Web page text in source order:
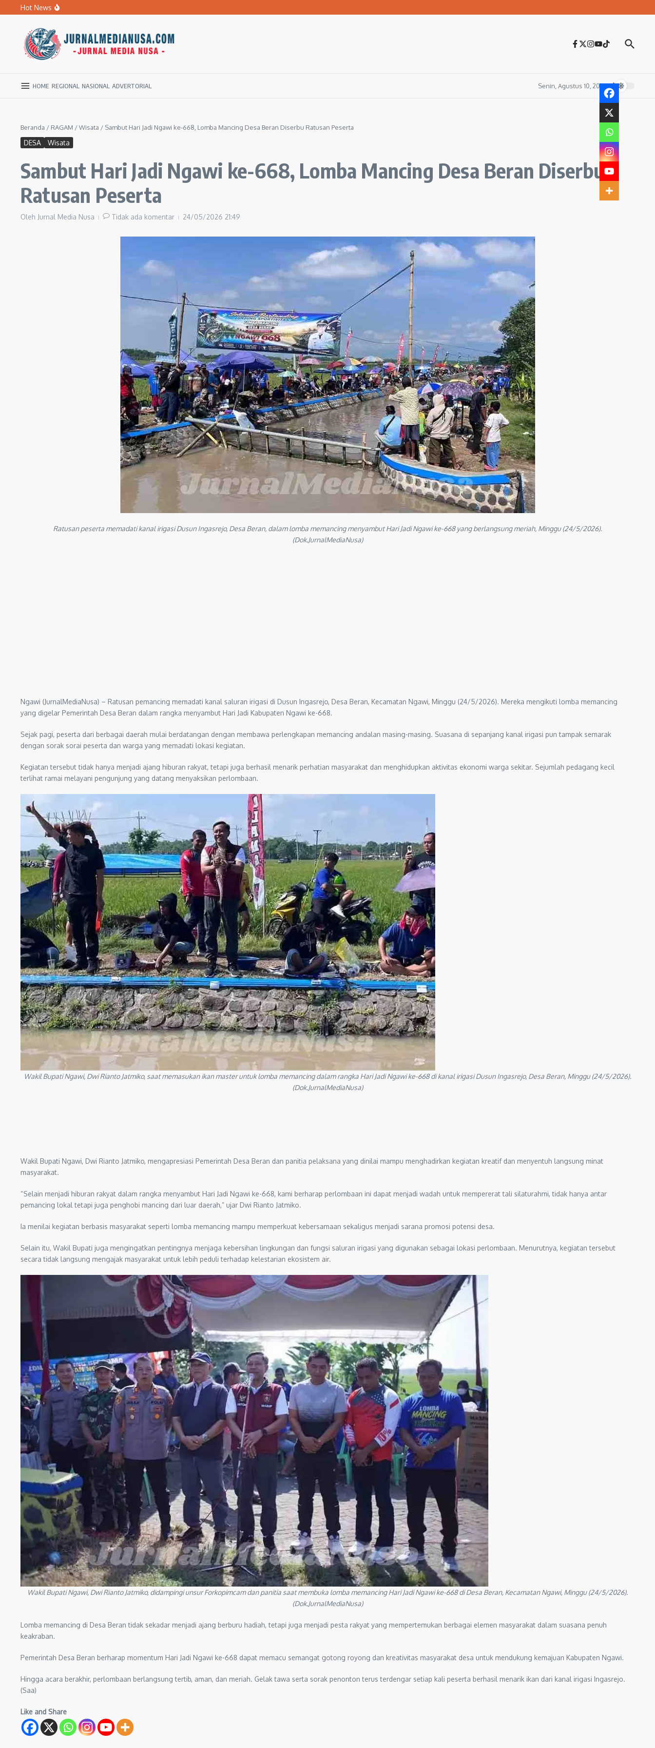
Lewati ke konten
Hot News
BPBD Ngawi Mulai Distribusikan Air Bersih untuk Ratusan Warga Terdampak Kekeringan
HOME REGIONAL NASIONAL ADVERTORIAL Senin, Agustus 10, 2026
Beranda / RAGAM /Wisata / Sambut Hari Jadi Ngawi ke-668, Lomba Mancing Desa Beran Diserbu Ratusan Peserta
DESA Wisata
Sambut Hari Jadi Ngawi ke-668, Lomba Mancing Desa Beran Diserbu
Ratusan Peserta
Oleh Jurnal Media Nusa Tidak ada komentar 24/05/2026 21:49
Ratusan peserta memadati kanal irigasi Dusun Ingasrejo, Desa Beran, dalam lomba memancing menyambut Hari Jadi Ngawi ke-668 yang berlangsung meriah, Minggu (24/5/2026).
(Dok.JurnalMediaNusa)
Ngawi (JurnalMediaNusa) – Ratusan pemancing memadati kanal saluran irigasi di Dusun Ingasrejo, Desa Beran, Kecamatan Ngawi, Minggu (24/5/2026). Mereka mengikuti lomba memancing
yang digelar Pemerintah Desa Beran dalam rangka menyambut Hari Jadi Kabupaten Ngawi ke-668.
Sejak pagi, peserta dari berbagai daerah mulai berdatangan dengan membawa perlengkapan memancing andalan masing-masing. Suasana di sepanjang kanal irigasi pun tampak semarak
dengan sorak sorai peserta dan warga yang memadati lokasi kegiatan.
Kegiatan tersebut tidak hanya menjadi ajang hiburan rakyat, tetapi juga berhasil menarik perhatian masyarakat dan menghidupkan aktivitas ekonomi warga sekitar. Sejumlah pedagang kecil
terlihat ramai melayani pengunjung yang datang menyaksikan perlombaan.
Wakil Bupati Ngawi, Dwi Rianto Jatmiko, saat memasukan ikan master untuk lomba memancing dalam rangka Hari Jadi Ngawi ke-668 di kanal irigasi Dusun Ingasrejo, Desa Beran, Minggu (24/5/2026).
(Dok.JurnalMediaNusa)
Wakil Bupati Ngawi, Dwi Rianto Jatmiko, mengapresiasi Pemerintah Desa Beran dan panitia pelaksana yang dinilai mampu menghadirkan kegiatan kreatif dan menyentuh langsung minat
masyarakat.
“Selain menjadi hiburan rakyat dalam rangka menyambut Hari Jadi Ngawi ke-668, kami berharap perlombaan ini dapat menjadi wadah untuk mempererat tali silaturahmi, tidak hanya antar
pemancing lokal tetapi juga penghobi mancing dari luar daerah,” ujar Dwi Rianto Jatmiko.
Ia menilai kegiatan berbasis masyarakat seperti lomba memancing mampu memperkuat kebersamaan sekaligus menjadi sarana promosi potensi desa.
Selain itu, Wakil Bupati juga mengingatkan pentingnya menjaga kebersihan lingkungan dan fungsi saluran irigasi yang digunakan sebagai lokasi perlombaan. Menurutnya, kegiatan tersebut
secara tidak langsung mengajak masyarakat untuk lebih peduli terhadap kelestarian ekosistem air.
Wakil Bupati Ngawi, Dwi Rianto Jatmiko, didampingi unsur Forkopimcam dan panitia saat membuka lomba memancing Hari Jadi Ngawi ke-668 di Desa Beran, Kecamatan Ngawi, Minggu (24/5/2026).
(Dok.JurnalMediaNusa)
Lomba memancing di Desa Beran tidak sekadar menjadi ajang berburu hadiah, tetapi juga menjadi pesta rakyat yang mempertemukan berbagai elemen masyarakat dalam suasana penuh
keakraban.
Pemerintah Desa Beran berharap momentum Hari Jadi Ngawi ke-668 dapat memacu semangat gotong royong dan kreativitas masyarakat desa untuk mendukung kemajuan Kabupaten Ngawi.
Hingga acara berakhir, perlombaan berlangsung tertib, aman, dan meriah. Gelak tawa serta sorak penonton terus terdengar setiap kali peserta berhasil menarik ikan dari kanal irigasi Ingasrejo.
(Saa)
Like and Share